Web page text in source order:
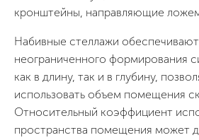
кронштейны, направляющие
Набивные стеллажи
неограниченного формирования
как в длину, так и в глубину,
использовать объем помещения
Относительный коэффициент
пространства помещения может